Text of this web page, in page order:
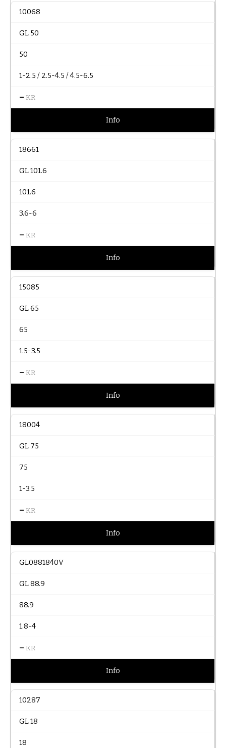
10068
GL 50
50
1-2.5 / 2.5-4.5 / 4.5-6.5
– KR
Info
18661
GL 101.6
101.6
3.6-6
– KR
Info
15085
GL 65
65
1.5-3.5
– KR
Info
18004
GL 75
75
1-3.5
– KR
Info
GL0881840V
GL 88.9
88.9
1.8-4
– KR
Info
10287
GL 18
18